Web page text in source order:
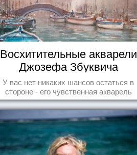
Восхитительные акварели
Джозефа Збуквича
У вас нет никаких шансов остаться в
стороне - его чувственная акварель
покорила жителей всего мира.